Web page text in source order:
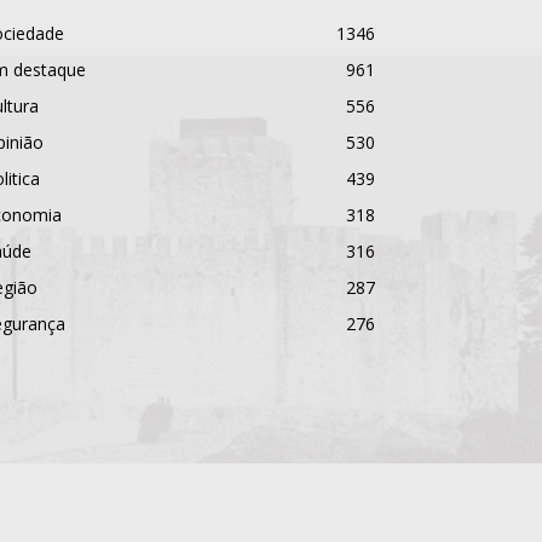
1346
destaque
961
556
530
439
318
316
287
276